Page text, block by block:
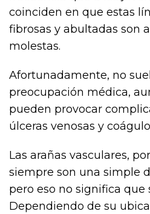
coinciden en que estas
fibrosas y abultadas son
molestas.
Afortunadamente, no
preocupación médica,
pueden provocar
úlceras venosas y
Las arañas vasculares,
siempre son una simple
pero eso no significa que
Dependiendo de su